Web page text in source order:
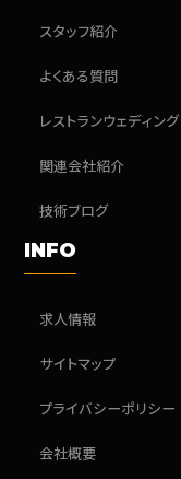
スタッフ紹介
よくある質問
レストランウェディング
関連会社紹介
技術ブログ
INFO
求人情報
サイトマップ
プライバシーポリシー
会社概要